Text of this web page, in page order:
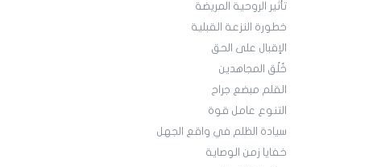
تأثير الروحية المريضة
خطورة النزعة القبلية
الإقبال على الحق
خُلُق المجاهدين
القلم مبضع جراح
التنوع عامل قوة
سيادة الظلم في واقع الجهل
خفايا زمن الوصاية